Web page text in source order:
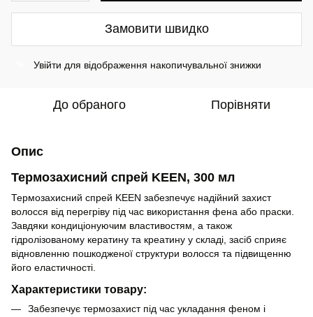
Замовити швидко
Увійти для відображення накопичувальної знижки
До обраного Порівняти
Опис
Термозахисний спрей KEEN, 300 мл
Термозахисний спрей KEEN забезпечує надійний захист
волосся від перегріву під час використання фена або праски.
Завдяки кондиціонуючим властивостям, а також
гідролізованому кератину та креатину у складі, засіб сприяє
відновленню пошкодженої структури волосся та підвищенню
його еластичності.
Характеристики товару:
Забезпечує термозахист під час укладання феном і